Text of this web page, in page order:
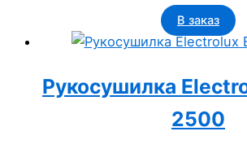
В заказ
Рукосушилка
2500